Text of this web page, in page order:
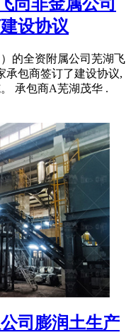
设协议
的全资附属公司芜湖飞
承包商签订了建设协议,
承包商A芜湖茂华 .
司膨润土生产